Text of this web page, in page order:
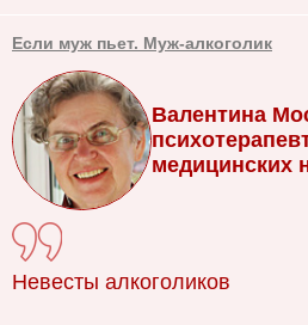
Если муж пьет. Муж-алкоголик
Валентина
медицинских
Невесты алкоголиков